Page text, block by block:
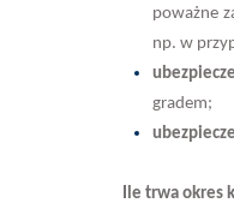
poważne
np. w
gradem;
Ile trwa okres